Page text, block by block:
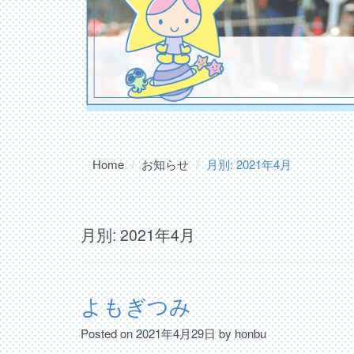
Home お知らせ 月別: 2021年4月
月別: 2021年4月
よもぎつみ
Posted on2021年4月29日byhonbu